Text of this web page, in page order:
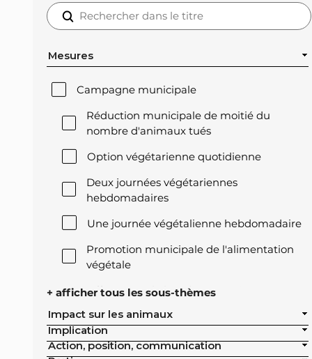
Mesures
Campagne municipale
Réduction municipale de moitié du
nombre d'animaux tués
Option végétarienne quotidienne
Deux journées végétariennes
hebdomadaires
Une journée végétalienne hebdomadaire
Promotion municipale de l'alimentation
végétale
Offre végétale lors des réceptions
Exclusion de l'élevage intensif des achats
publics de la ville
+ afficher tous les sous-thèmes
Impact sur les animaux
Implication
Action, position, communication